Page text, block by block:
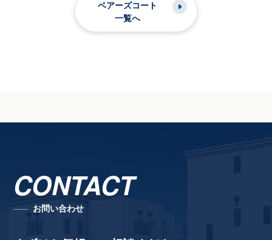
ベアーズコート
一覧へ
CONTACT
お問い合わせ